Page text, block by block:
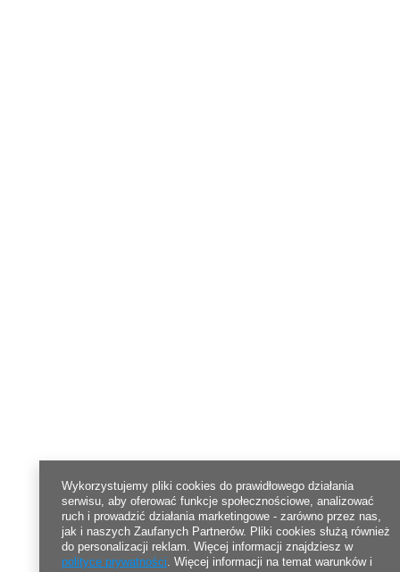
Wykorzystujemy pliki cookies do prawidłowego działania
serwisu, aby oferować funkcje społecznościowe, analizować
ruch i prowadzić działania marketingowe - zarówno przez nas,
jak i naszych Zaufanych Partnerów. Pliki cookies służą również
do personalizacji reklam. Więcej informacji znajdziesz w
polityce prywatności. Więcej informacji na temat warunków i